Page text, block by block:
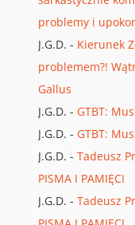
problemy i
J.G.D. - Kierunek
problemem?!
Gallus
J.G.D. - GTBT:
J.G.D. - GTBT:
J.G.D. - Tadeusz
PISMA I PAMIĘCI
J.G.D. - Tadeusz